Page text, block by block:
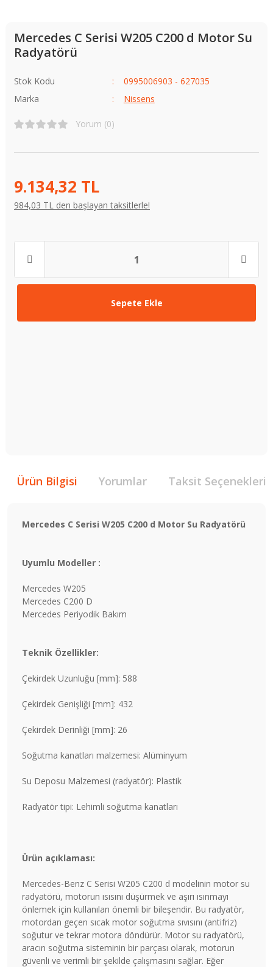
Mercedes C Serisi W205 C200 d Motor Su
Radyatörü
Stok Kodu
0995006903 - 627035
Marka
Nissens
Yorum (0)
9.134,32 TL
984,03 TL den başlayan taksitlerle!
Sepete Ekle
Ürün Bilgisi Yorumlar Taksit Seçenekleri
Mercedes C Serisi W205 C200 d Motor Su Radyatörü
Uyumlu Modeller :
Mercedes W205
Mercedes C200 D
Mercedes Periyodik Bakım
Teknik Özellikler:
Çekirdek Uzunluğu [mm]: 588
Çekirdek Genişliği [mm]: 432
Çekirdek Derinliği [mm]: 26
Soğutma kanatları malzemesi: Alüminyum
Su Deposu Malzemesi (radyatör): Plastik
Radyatör tipi: Lehimli soğutma kanatları
Ürün açıklaması:
Mercedes-Benz C Serisi W205 C200 d modelinin motor su
radyatörü, motorun ısısını düşürmek ve aşırı ısınmayı
önlemek için kullanılan önemli bir bileşendir. Bu radyatör,
motordan geçen sıcak motor soğutma sıvısını (antifriz)
soğutur ve tekrar motora döndürür. Motor su radyatörü,
aracın soğutma sisteminin bir parçası olarak, motorun
güvenli ve verimli bir şekilde çalışmasını sağlar. Eğer